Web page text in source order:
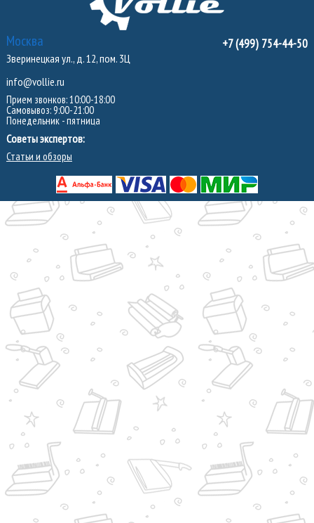
Москва
Зверинецкая ул., д. 12, пом. 3Ц
info@vollie.ru
Прием звонков: 10:00-18:00
Самовывоз: 9:00-21:00
Понедельник - пятница
Советы экспертов:
Статьи и обзоры
+7 (499) 754-44-50